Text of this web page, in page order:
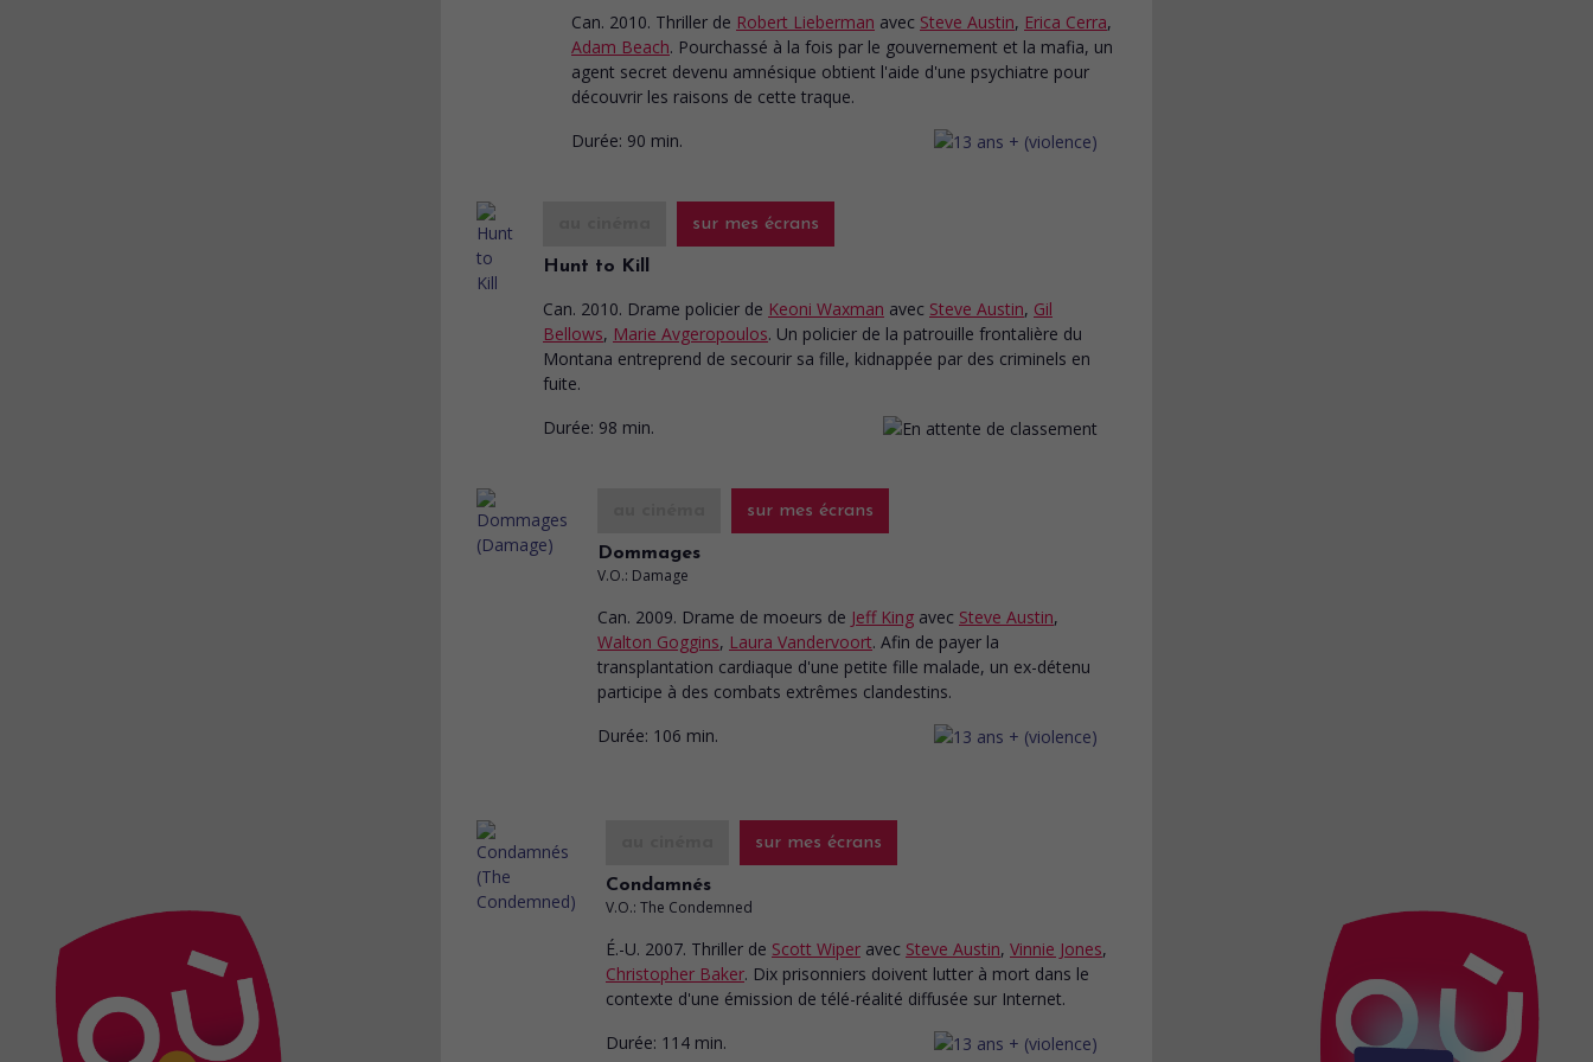
Can. 2010. Thriller de Robert Lieberman avec Steve Austin, Erica Cerra,
Adam Beach. Pourchassé à la fois par le gouvernement et la mafia, un
agent secret devenu amnésique obtient l'aide d'une psychiatre pour
découvrir les raisons de cette traque.
Durée: 90 min.
sur mes écrans
Hunt to Kill
Can. 2010. Drame policier de Keoni Waxman avec Steve Austin, Gil
Bellows, Marie Avgeropoulos. Un policier de la patrouille frontalière du
Montana entreprend de secourir sa fille, kidnappée par des criminels en
fuite.
Durée: 98 min.
sur mes écrans
Dommages
V.O.: Damage
Can. 2009. Drame de moeurs de Jeff King avec Steve Austin,
Walton Goggins, Laura Vandervoort. Afin de payer la
transplantation cardiaque d'une petite fille malade, un ex-détenu
participe à des combats extrêmes clandestins.
Durée: 106 min.
sur mes écrans
Condamnés
V.O.: The Condemned
É.-U. 2007. Thriller de Scott Wiper avec Steve Austin, Vinnie Jones,
Christopher Baker. Dix prisonniers doivent lutter à mort dans le
contexte d'une émission de télé-réalité diffusée sur Internet.
Durée: 114 min.